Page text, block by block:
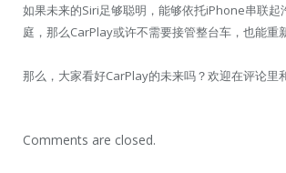
如果未来的Siri足够聪明，能够依托iPhone串联起
庭，那么CarPlay或许不需要接管整台车，也能重
那么，大家看好CarPlay的未来吗？欢迎在评论里
Comments are closed.